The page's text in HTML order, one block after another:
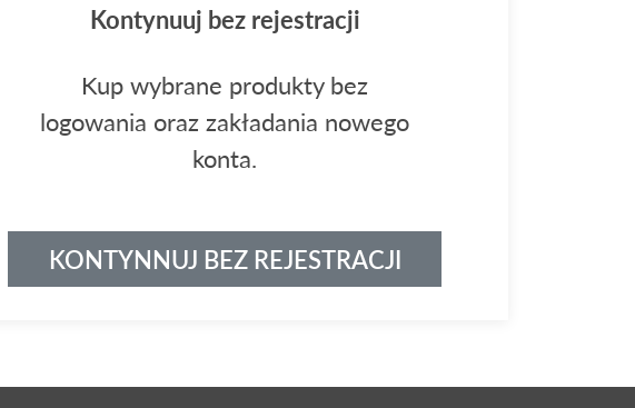
Kontynuuj bez rejestracji
Kup wybrane produkty bez
logowania oraz zakładania nowego
konta.
KONTYNNUJ BEZ REJESTRACJI